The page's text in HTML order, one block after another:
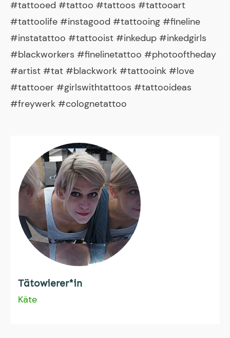
#tattooed #tattoo #tattoos #tattooart
#tattoolife #instagood #tattooing #fineline
#instatattoo #tattooist #inkedup #inkedgirls
#blackworkers #finelinetattoo #photooftheday
#artist #tat #blackwork #tattooink #love
#tattooer #girlswithtattoos #tattooideas
#freywerk #colognetattoo
Tätowierer*in
Käte